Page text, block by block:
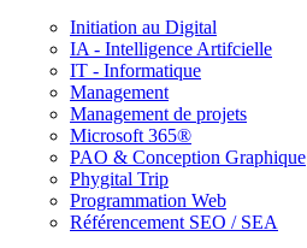
Initiation au Digital
IA - Intelligence Artifcielle
IT - Informatique
Management
Management de projets
Microsoft 365®
PAO & Conception Graphique
Phygital Trip
Programmation Web
Référencement SEO / SEA